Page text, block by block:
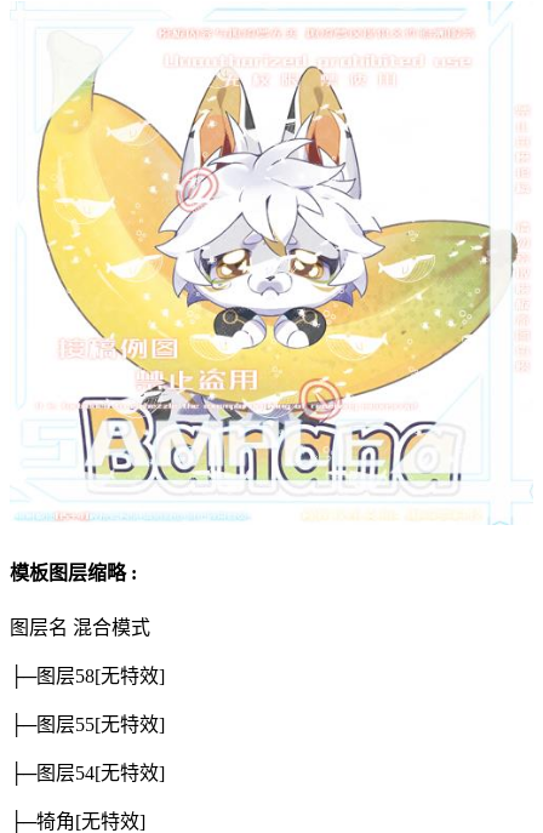
模板图层缩略 :
图层名 混合模式
├─图层58[无特效]
├─图层55[无特效]
├─图层54[无特效]
├─犄角[无特效]